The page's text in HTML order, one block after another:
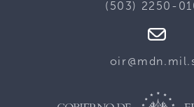
(503) 2250-